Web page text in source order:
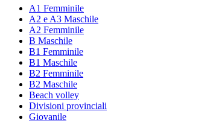
A1 Femminile
A2 e A3 Maschile
A2 Femminile
B Maschile
B1 Femminile
B1 Maschile
B2 Femminile
B2 Maschile
Beach volley
Divisioni provinciali
Giovanile